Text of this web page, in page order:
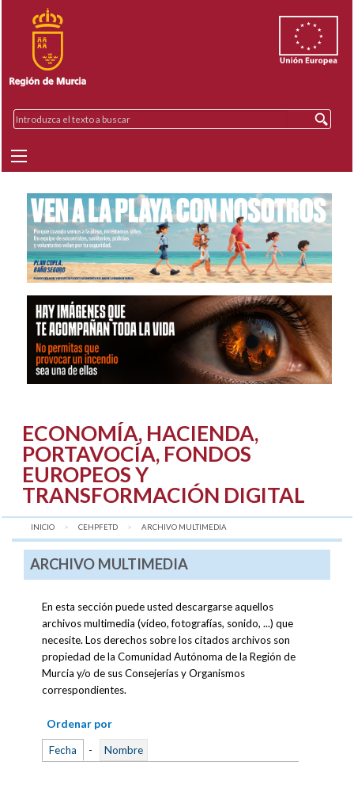
ECONOMÍA, HACIENDA,
PORTAVOCÍA, FONDOS
EUROPEOS Y
TRANSFORMACIÓN DIGITAL
INICIO CEHPFETD AQUÍ:
ARCHIVO MULTIMEDIA
ARCHIVO MULTIMEDIA
En esta sección puede usted descargarse aquellos
archivos multimedia (vídeo, fotografías, sonido, ...) que
necesite. Los derechos sobre los citados archivos son
propiedad de la Comunidad Autónoma de la Región de
Murcia y/o de sus Consejerías y Organismos
correspondientes.
Ordenar por
Fecha - Nombre